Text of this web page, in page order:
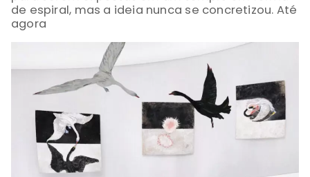
de espiral, mas a ideia nunca se concretizou. Até
agora